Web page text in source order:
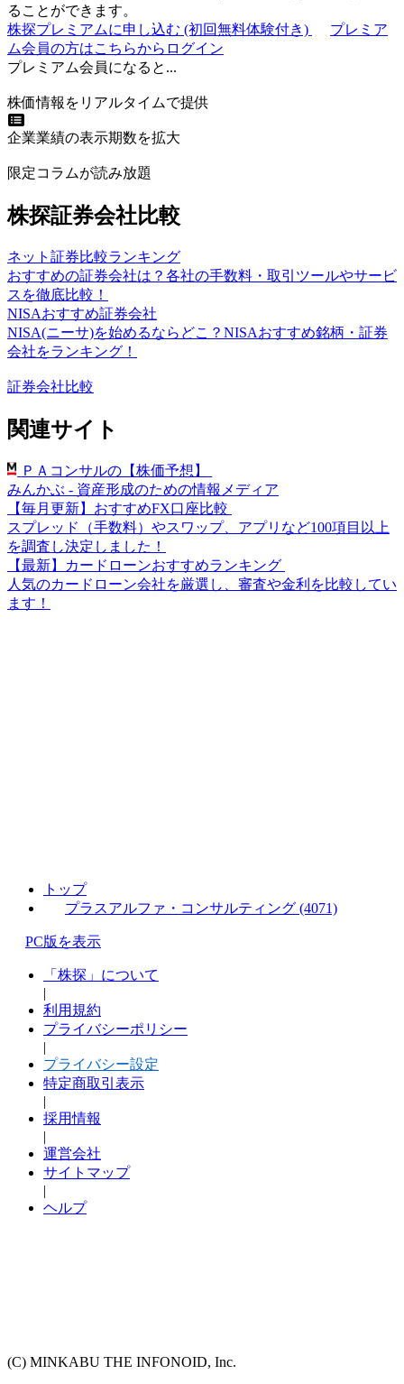
ることができます。
株探プレミアムに申し込む (初回無料体験付き)
プレミア
ム会員の方はこちらからログイン
プレミアム会員になると...
株価情報をリアルタイムで提供
企業業績の表示期数を拡大
限定コラムが読み放題
株探証券会社比較
ネット証券比較ランキング
おすすめの証券会社は？各社の手数料・取引ツールやサービ
スを徹底比較！
NISAおすすめ証券会社
NISA(ニーサ)を始めるならどこ？NISAおすすめ銘柄・証券
会社をランキング！
証券会社比較
関連サイト
ＰＡコンサルの【株価予想】
みんかぶ - 資産形成のための情報メディア
【毎月更新】おすすめFX口座比較
スプレッド（手数料）やスワップ、アプリなど100項目以上
を調査し決定しました！
【最新】カードローンおすすめランキング
人気のカードローン会社を厳選し、審査や金利を比較してい
ます！
トップ
プラスアルファ・コンサルティング (4071)
PC版を表示
「株探」について
|
利用規約
プライバシーポリシー
|
プライバシー設定
特定商取引表示
|
採用情報
|
運営会社
サイトマップ
|
ヘルプ
(C) MINKABU THE INFONOID, Inc.